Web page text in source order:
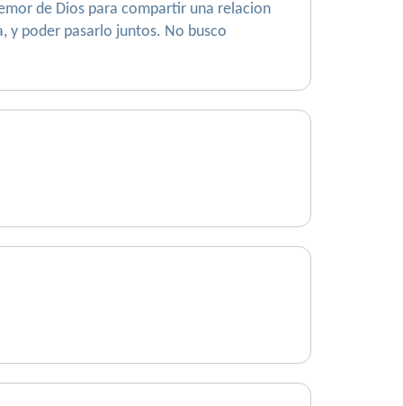
de Dios para compartir una relacion
y poder pasarlo juntos. No busco